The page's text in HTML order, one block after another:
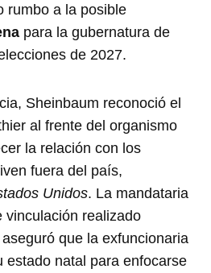
rumbo a la posible
para la gubernatura de
de 2027.
Sheinbaum reconoció el
al frente del organismo
la relación con los
fuera del país,
Unidos. La mandataria
vinculación realizado
que la exfuncionaria
estado natal para enfocarse